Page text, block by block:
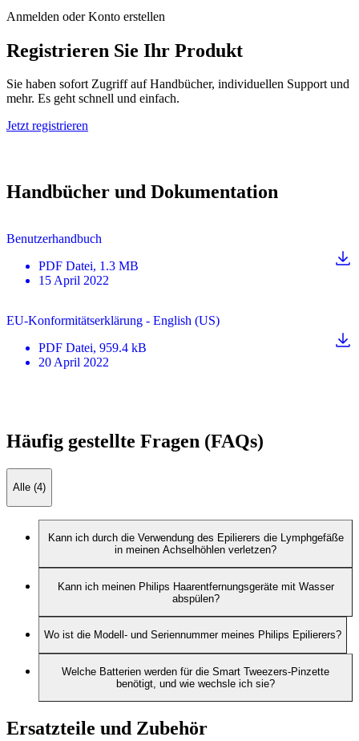
Anmelden oder Konto erstellen
Registrieren Sie Ihr Produkt
Sie haben sofort Zugriff auf Handbücher, individuellen Support und
mehr. Es geht schnell und einfach.
Jetzt registrieren
Handbücher und Dokumentation
Benutzerhandbuch
PDF Datei, 1.3 MB
15 April 2022
EU-Konformitätserklärung - English (US)
PDF Datei, 959.4 kB
20 April 2022
Häufig gestellte Fragen (FAQs)
Alle (4)
Kann ich durch die Verwendung des Epilierers die Lymphgefäße
in meinen Achselhöhlen verletzen?
Kann ich meinen Philips Haarentfernungsgeräte mit Wasser
abspülen?
Wo ist die Modell- und Seriennummer meines Philips Epilierers?
Welche Batterien werden für die Smart Tweezers-Pinzette
benötigt, und wie wechsle ich sie?
Ersatzteile und Zubehör